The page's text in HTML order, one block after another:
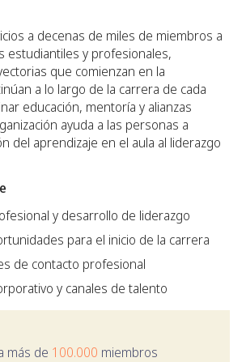
a decenas de miles de miembros a
estudiantiles y profesionales,
que comienzan en la
a lo largo de la carrera de cada
educación, mentoría y alianzas
ayuda a las personas a
del aprendizaje en el aula al liderazgo
y desarrollo de liderazgo
para el inicio de la carrera
de contacto profesional
y canales de talento
más de 100.000 miembros